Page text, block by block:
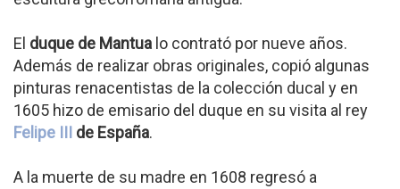
El duque de Mantua lo contrató por nueve años.
Además de realizar obras originales, copió algunas
pinturas renacentistas de la colección ducal y en
1605 hizo de emisario del duque en su visita al rey
Felipe III de España.
A la muerte de su madre en 1608 regresó a